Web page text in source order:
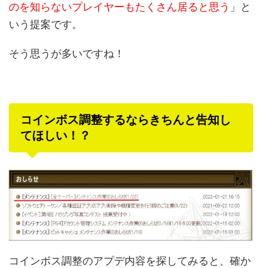
のを知らないプレイヤーもたくさん居ると思う 」と
いう提案です。
そう思うが多いですね！
コインボス調整するならきちんと告知し
てほしい！？
コインボス調整のアプデ内容を探してみると、確か